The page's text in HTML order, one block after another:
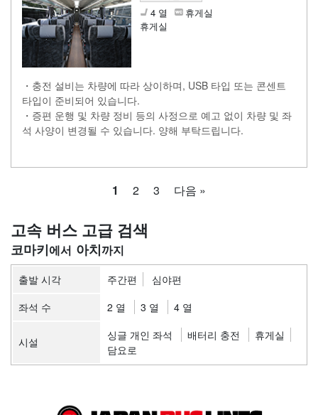
4 열
휴게실
휴게실
・충전 설비는 차량에 따라 상이하며, USB 타입 또는 콘센트
타입이 준비되어 있습니다.
・증편 운행 및 차량 정비 등의 사정으로 예고 없이 차량 및 좌
석 사양이 변경될 수 있습니다. 양해 부탁드립니다.
1 2 3 다음 »
고속 버스 고급 검색
코마키 아치
출발 시각 주간편
심야편
좌석 수
2 열 3 열 4 열
시설 싱글 개인 좌석 배터리 충전
휴게실
담요로